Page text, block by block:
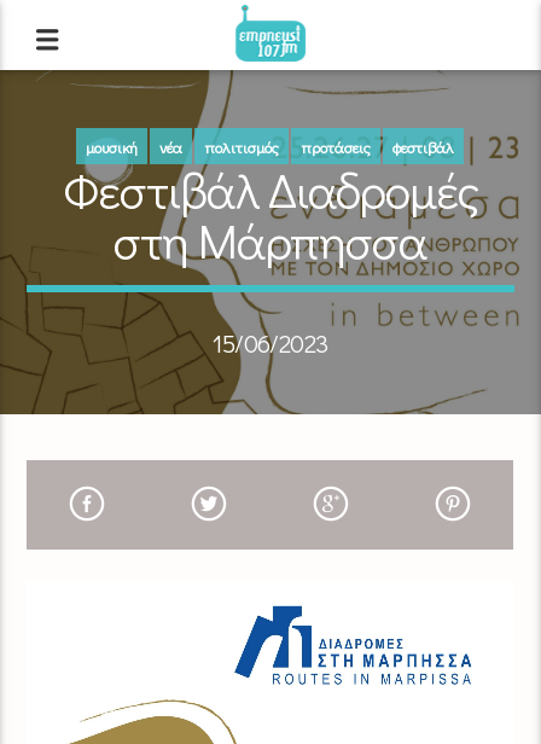
μουσική νέα πολιτισμός προτάσεις φεστιβάλ
Φεστιβάλ Διαδρομές
στη Μάρπησσα
15/06/2023